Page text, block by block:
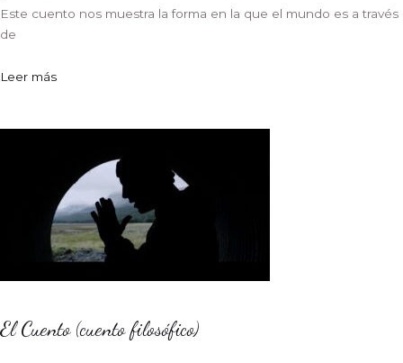
Este cuento nos muestra la forma en la que el mundo es a través
de
Leer más
El Cuento (cuento filosófico)